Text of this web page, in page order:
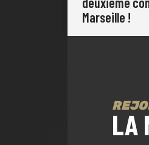
Marseille !
LA